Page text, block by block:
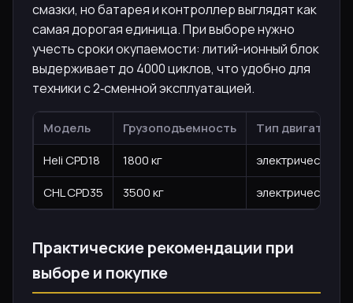
смазки, но батарея и контроллер выглядят как
самая дорогая единица. При выборе нужно
учесть сроки окупаемости: литий-ионный блок
выдерживает до 4000 циклов, что удобно для
техники с 2‑сменной эксплуатацией.
Модель Грузоподъемность
Тип двигателя
Heli CPD18
1800 кг
электрический,
CHL CPD35
3500 кг электрический,
Практические рекомендации при
выборе и покупке